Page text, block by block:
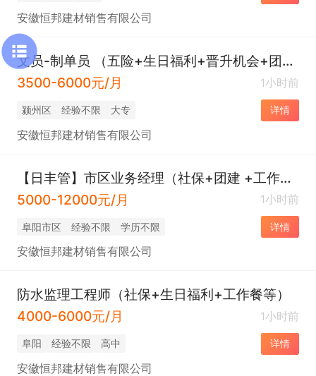
安徽恒邦建材销售有限公司
文员-制单员 （五险+生日福利+晋升机会+团建旅游+午餐）
3500-6000元/月
1小时前
颍州区 经验不限 大专 详情
安徽恒邦建材销售有限公司
【日丰管】市区业务经理（社保+团建 +工作餐+各项福利）
5000-12000元/月
1小时前
阜阳市区 经验不限 学历不限 详情
安徽恒邦建材销售有限公司
防水监理工程师（社保+生日福利+工作餐等）
4000-6000元/月
1小时前
阜阳 经验不限 高中 详情
安徽恒邦建材销售有限公司